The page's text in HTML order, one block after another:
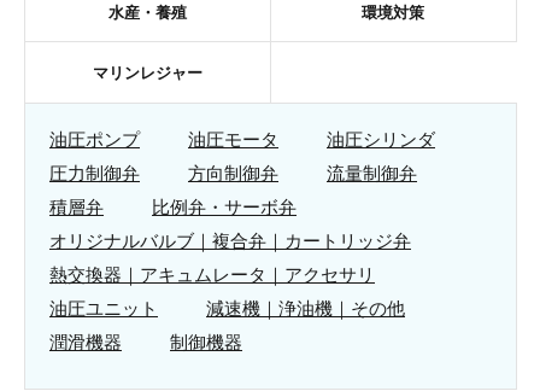
水産・養殖 環境対策
マリンレジャー
油圧ポンプ 油圧モータ
油圧シリンダ
圧力制御弁
方向制御弁
流量制御弁
積層弁
比例弁・サーボ弁
オリジナルバルブ｜複合弁｜カートリッジ弁
熱交換器｜アキュムレータ｜アクセサリ
油圧ユニット
減速機｜浄油機｜その他
潤滑機器
制御機器